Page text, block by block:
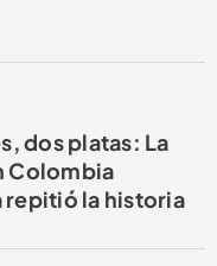
dos platas: La
Colombia
repitió la historia